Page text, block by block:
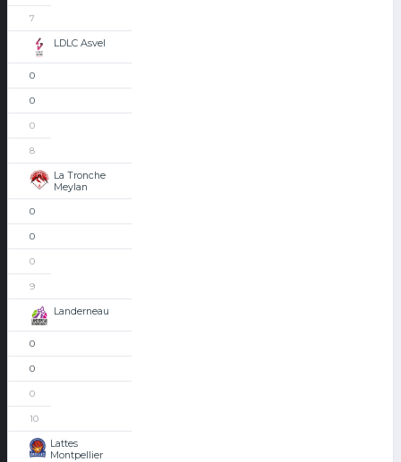
7
LDLC Asvel
0
0
0
8
La Tronche
Meylan
0
0
0
9
Landerneau
0
0
0
10
Lattes
Montpellier